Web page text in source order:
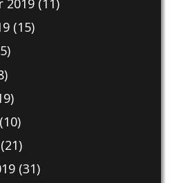
2019(11)
(15)
(31)